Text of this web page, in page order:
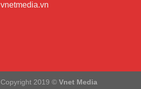
vnetmedia.vn
Copyright 2019 © Vnet Media